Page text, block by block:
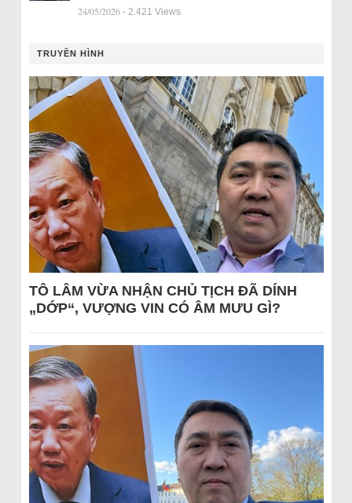
24/05/2026 - 2.421 Views
TRUYỀN HÌNH
TÔ LÂM VỪA NHẬN CHỦ TỊCH ĐÃ DÍNH
„DỚP“, VƯỢNG VIN CÓ ÂM MƯU GÌ?